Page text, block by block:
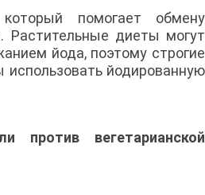
помогает обмену
Растительные диеты могут
йода, поэтому строгие
йодированную
против вегетарианской